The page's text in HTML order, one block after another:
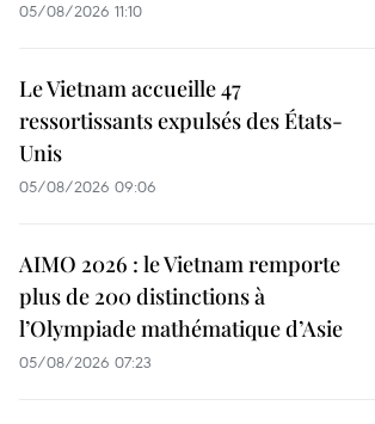
05/08/2026 11:10
Le Vietnam accueille 47
ressortissants expulsés des États-
Unis
05/08/2026 09:06
AIMO 2026 : le Vietnam remporte
plus de 200 distinctions à
l’Olympiade mathématique d’Asie
05/08/2026 07:23